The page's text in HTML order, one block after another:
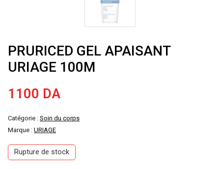
PRURICED GEL APAISANT
URIAGE 100M
1100 DA
Catégorie : Soin du corps
Marque : URIAGE
Rupture de stock